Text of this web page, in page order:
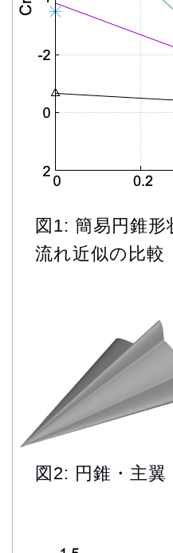
図1: 簡易円錐
流れ近似の比較
図2: 円錐・主